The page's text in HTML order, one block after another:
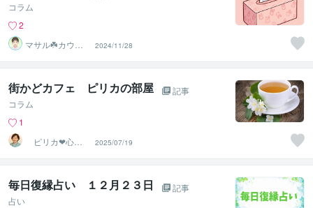
コラム
2
マサル☘️カウン
セラー★色々経
験者☆彡
2024/11/28
街かどカフェ ピリカの部屋
記事
コラム
1
ピリカ❤心の
保健室
2025/07/19
毎日復縁占い １２月２３日
記事
占い